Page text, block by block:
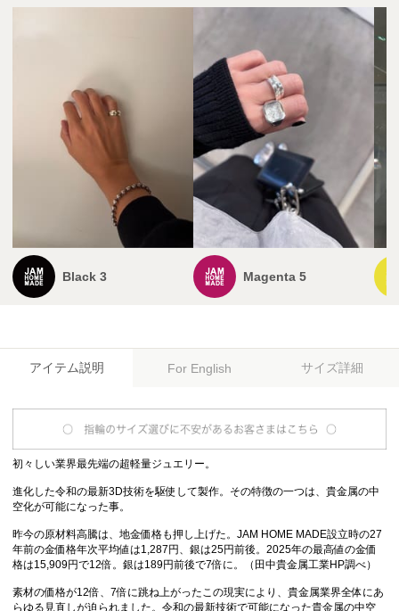
Black 3 Magenta 5
アイテム説明 For English サイズ詳細
初々しい業界最先端の超軽量ジュエリー。
進化した令和の最新3D技術を駆使して製作。その特徴の一つは、貴金属の中
空化が可能になった事。
昨今の原材料高騰は、地金価格も押し上げた。JAM HOME MADE設立時の27
年前の金価格年次平均値は1,287円、銀は25円前後。2025年の最高値の金価
格は15,909円で12倍。銀は189円前後で7倍に。（田中貴金属工業HP調べ）
素材の価格が12倍、7倍に跳ね上がったこの現実により、貴金属業界全体にあ
らゆる見直しが迫られました。令和の最新技術で可能になった貴金属の中空